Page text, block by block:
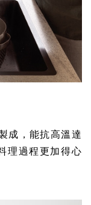
成，能抗高溫達
理過程更加得心